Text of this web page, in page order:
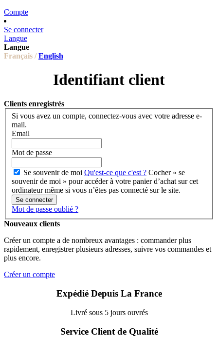
Compte
Se connecter
Langue
Langue
Français / English
Identifiant client
Clients enregistrés
Si vous avez un compte, connectez-vous avec votre adresse e-
mail.
Email
Mot de passe
Se souvenir de moi Qu'est-ce que c'est ? Cocher « se
souvenir de moi » pour accéder à votre panier d’achat sur cet
ordinateur même si vous n’êtes pas connecté sur le site.
Se connecter
Mot de passe oublié ?
Nouveaux clients
Créer un compte a de nombreux avantages : commander plus
rapidement, enregistrer plusieurs adresses, suivre vos commandes et
plus encore.
Créer un compte
Expédié Depuis La France
Livré sous 5 jours ouvrés
Service Client de Qualité